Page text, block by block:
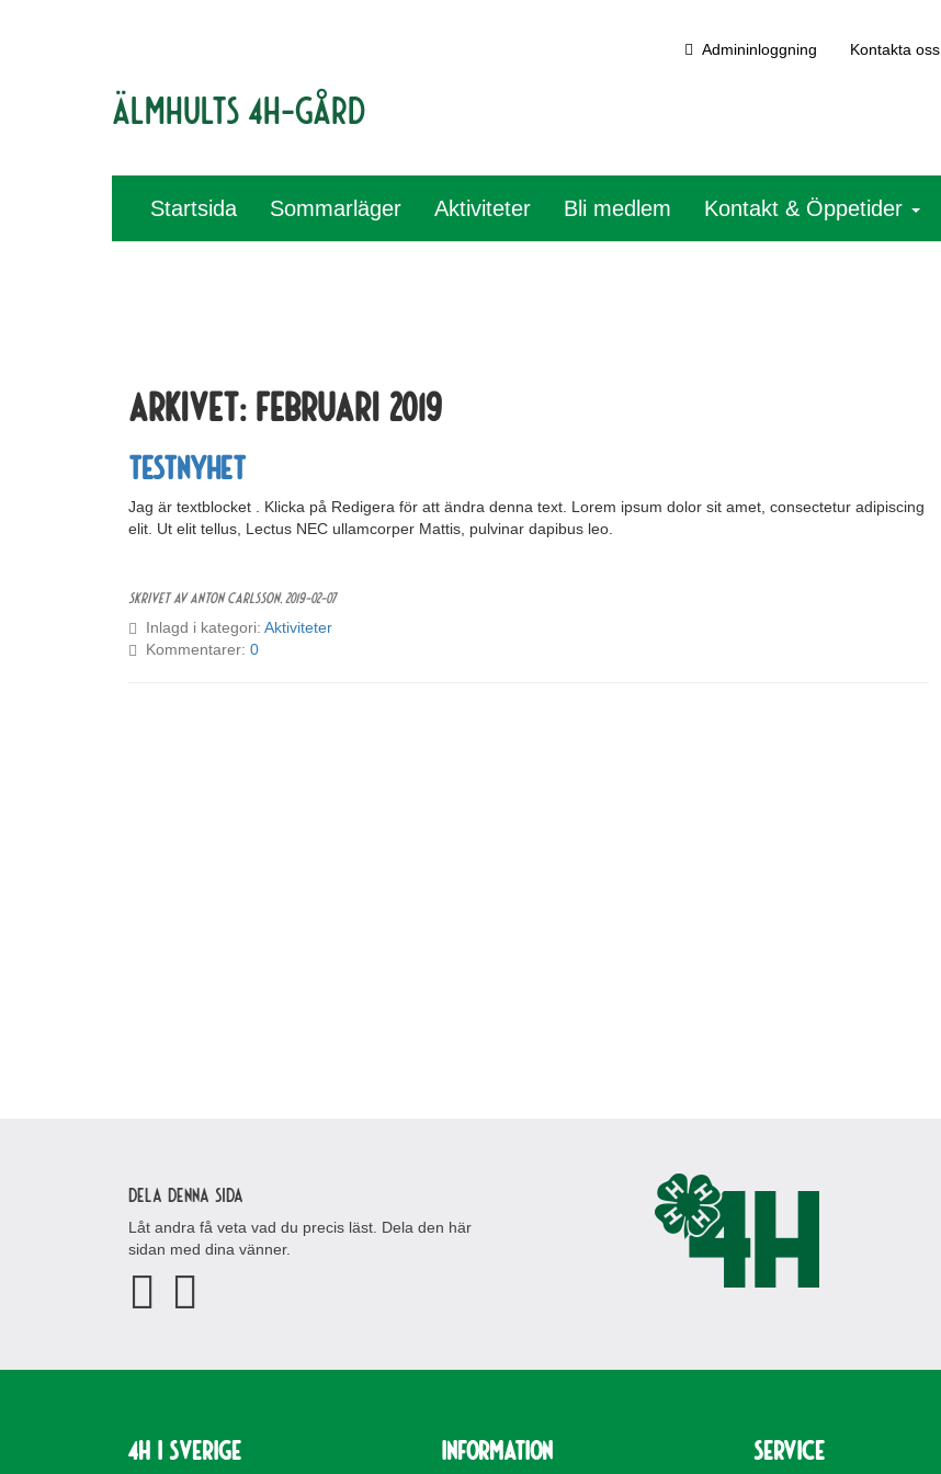
Älmhults 4H-gård
Admininloggning Kontakta oss
Startsida Sommarläger Aktiviteter Bli medlem Kontakt & Öppetider
Arkivet: februari 2019
Testnyhet
Jag är textblocket . Klicka på Redigera för att ändra denna text. Lorem ipsum dolor sit amet, consectetur adipiscing
elit. Ut elit tellus, Lectus NEC ullamcorper Mattis, pulvinar dapibus leo.
Skrivet av Anton Carlsson,2019-02-07
Inlagd i kategori: Aktiviteter
Kommentarer: 0
Dela denna sida
Låt andra få veta vad du precis läst. Dela den här
sidan med dina vänner.
4H i Sverige Information Service